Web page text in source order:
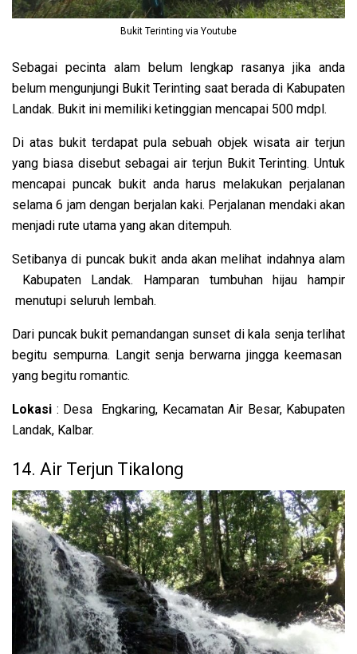
Bukit Terinting via Youtube
Sebagai pecinta alam belum lengkap rasanya jika anda
belum mengunjungi Bukit Terinting saat berada di Kabupaten
Landak. Bukit ini memiliki ketinggian mencapai 500 mdpl.
Di atas bukit terdapat pula sebuah objek wisata air terjun
yang biasa disebut sebagai air terjun Bukit Terinting. Untuk
mencapai puncak bukit anda harus melakukan perjalanan
selama 6 jam dengan berjalan kaki. Perjalanan mendaki akan
menjadi rute utama yang akan ditempuh.
Setibanya di puncak bukit anda akan melihat indahnya alam
Kabupaten Landak. Hamparan tumbuhan hijau hampir
menutupi seluruh lembah.
Dari puncak bukit pemandangan sunset di kala senja terlihat
begitu sempurna. Langit senja berwarna jingga keemasan
yang begitu romantic.
Lokasi : Desa Engkaring, Kecamatan Air Besar, Kabupaten
Landak, Kalbar.
14. Air Terjun Tikalong